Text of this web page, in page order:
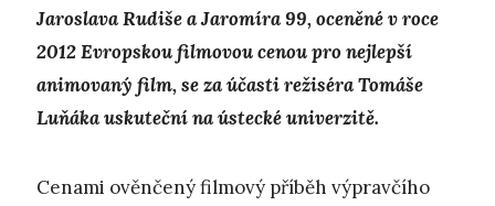
Jaroslava Rudiše a Jaromíra 99, oceněné v roce
2012 Evropskou filmovou cenou pro nejlepší
animovaný film, se za účasti režiséra Tomáše
Luňáka uskuteční na ústecké univerzitě.
Cenami ověnčený filmový příběh výpravčího